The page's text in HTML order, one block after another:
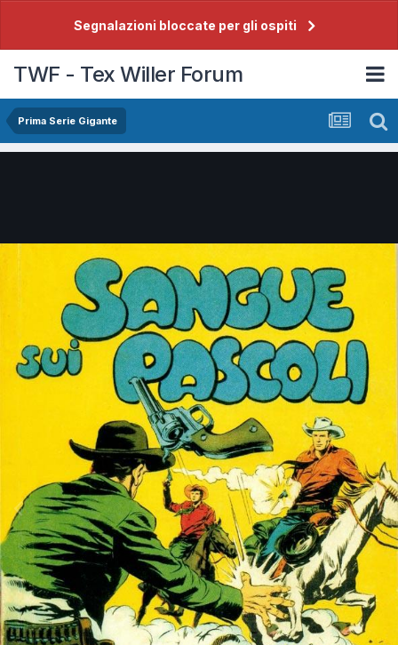
Segnalazioni bloccate per gli ospiti
TWF - Tex Willer Forum
Prima Serie Gigante